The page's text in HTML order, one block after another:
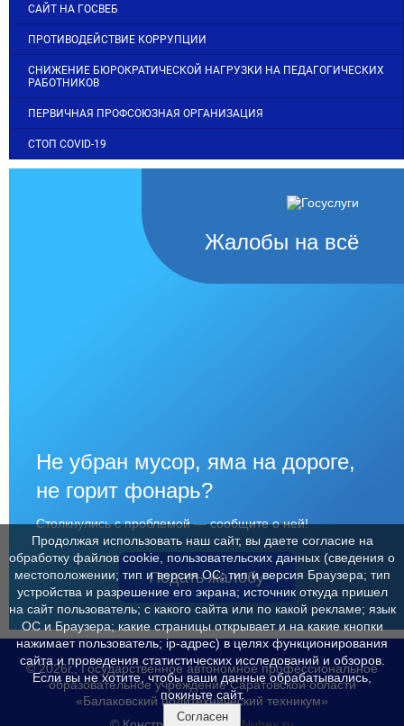
САЙТ НА ГОСВЕБ
ПРОТИВОДЕЙСТВИЕ КОРРУПЦИИ
СНИЖЕНИЕ БЮРОКРАТИЧЕСКОЙ НАГРУЗКИ НА ПЕДАГОГИЧЕСКИХ
РАБОТНИКОВ
ПЕРВИЧНАЯ ПРОФСОЮЗНАЯ ОРГАНИЗАЦИЯ
СТОП COVID-19
Жалобы на всё
Не убран мусор, яма на дороге,
не горит фонарь?
Столкнулись с проблемой — сообщите о ней!
Подать жалобу
© 2026г., Государственное автономное профессиональное
образовательное учреждение Саратовской области
«Балаковский политехнический техникум»
Продолжая использовать наш сайт, вы даете согласие на
обработку файлов cookie, пользовательских данных (сведения о
местоположении; тип и версия ОС; тип и версия Браузера; тип
устройства и разрешение его экрана; источник откуда пришел
на сайт пользователь; с какого сайта или по какой рекламе; язык
ОС и Браузера; какие страницы открывает и на какие кнопки
нажимает пользователь; ip-адрес) в целях функционирования
сайта и проведения статистических исследований и обзоров.
Если вы не хотите, чтобы ваши данные обрабатывались,
покиньте сайт.
Согласен